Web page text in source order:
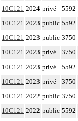
10C121 2024 privé 5592
10C121 2023 public 5592
10C121 2023 public 3750
10C121 2023 privé 3750
10C121 2023 privé 5592
10C121 2023 privé 3750
10C121 2022 public 3750
10C121 2022 public 5592